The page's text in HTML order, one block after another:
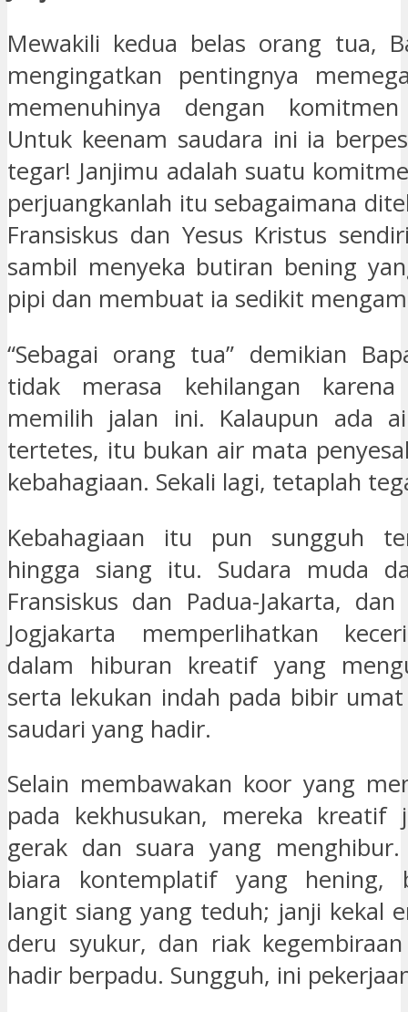
Mewakili kedua belas orang tua,
mengingatkan pentingnya
memenuhinya dengan
Untuk keenam saudara ini ia
tegar! Janjimu adalah suatu
perjuangkanlah itu sebagaimana
Fransiskus dan Yesus Kristus
sambil menyeka butiran bening
pipi dan membuat ia sedikit
“Sebagai orang tua” demikian
tidak merasa kehilangan
memilih jalan ini. Kalaupun ada
tertetes, itu bukan air mata
kebahagiaan. Sekali lagi, tetaplah
Kebahagiaan itu pun sungguh
hingga siang itu. Sudara muda
Fransiskus dan Padua-Jakarta,
Jogjakarta memperlihatkan
dalam hiburan kreatif yang
serta lekukan indah pada bibir
saudari yang hadir.
Selain membawakan koor yang
pada kekhusukan, mereka kreatif
gerak dan suara yang
biara kontemplatif yang hening,
langit siang yang teduh; janji kekal
deru syukur, dan riak
hadir berpadu. Sungguh, ini